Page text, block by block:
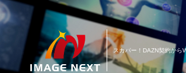
スカパー！DAZN契約から